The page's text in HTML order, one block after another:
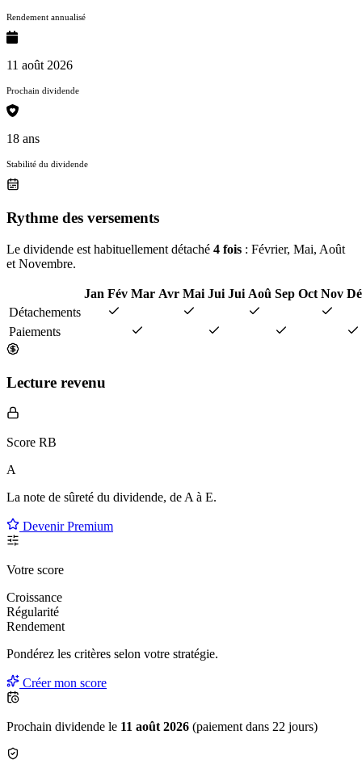
Rendement annualisé
11 août 2026
Prochain dividende
18 ans
Stabilité du dividende
Rythme des versements
Le dividende est habituellement détaché 4 fois : Février, Mai, Août
et Novembre.
Jan Fév Mar Avr Mai Jui Jui Aoû Sep Oct Nov
Détachements
Paiements
Lecture revenu
Score RB
A
La note de sûreté du dividende, de A à E.
Devenir Premium
Votre score
Croissance
Régularité
Rendement
Pondérez les critères selon votre stratégie.
Créer mon score
Prochain dividende le 11 août 2026 (paiement dans 22 jours)